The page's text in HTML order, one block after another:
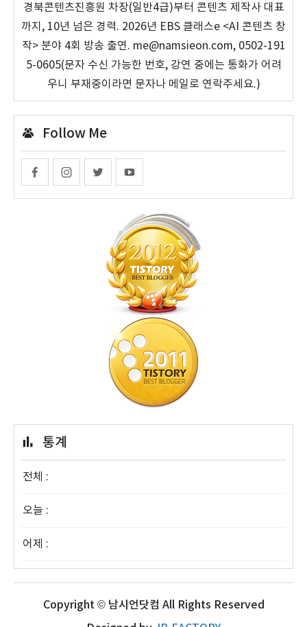
경북콘텐츠진흥원 차장(일반4급)부터 콘텐츠 제작사 대표
까지, 10년 넘은 경력. 2026년 EBS 클래스e <AI 콘텐츠 창
작> 분야 4회 방송 출연. me@namsieon.com, 0502-191
5-0605(문자 수신 가능한 번호, 강연 중에는 통화가 어려
우니 부재중이라면 문자나 메일로 연락주세요.)
Follow Me
통계
전체 :
오늘 :
어제 :
Copyright © 남시언닷컴 All Rights Reserved